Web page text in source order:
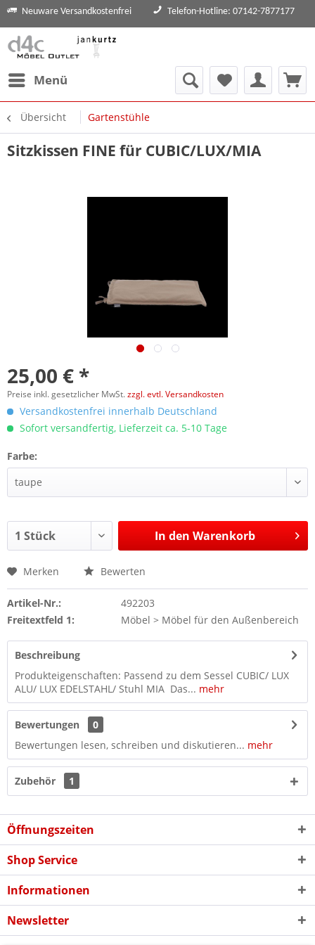
Neuware Versandkostenfrei Telefon-Hotline: 07142-7877177
Menü
Übersicht Gartenstühle
Sitzkissen FINE für CUBIC/LUX/MIA
25,00 € *
Preise inkl. gesetzlicher MwSt.zzgl. evtl. Versandkosten
Versandkostenfrei innerhalb Deutschland
Sofort versandfertig, Lieferzeit ca. 5-10 Tage
Farbe:
In den Warenkorb
Merken Bewerten
Artikel-Nr.:
492203
Freitextfeld 1:
Möbel > Möbel für den Außenbereich
Beschreibung
Produkteigenschaften: Passend zu dem Sessel CUBIC/ LUX
ALU/ LUX EDELSTAHL/ Stuhl MIA Das... mehr
Bewertungen
0
Bewertungen lesen, schreiben und diskutieren... mehr
Zubehör 1
Öffnungszeiten
Shop Service
Informationen
Newsletter